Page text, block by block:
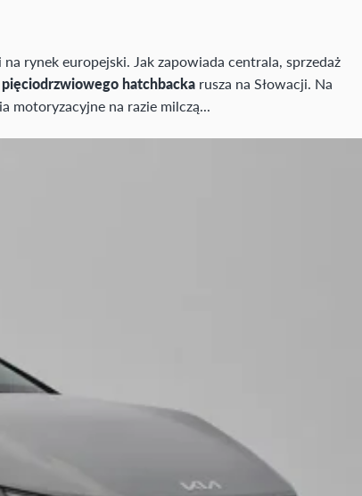
rynek europejski. Jak zapowiada centrala, sprzedaż
hatchbacka rusza na Słowacji. Na
motoryzacyjne na razie milczą...